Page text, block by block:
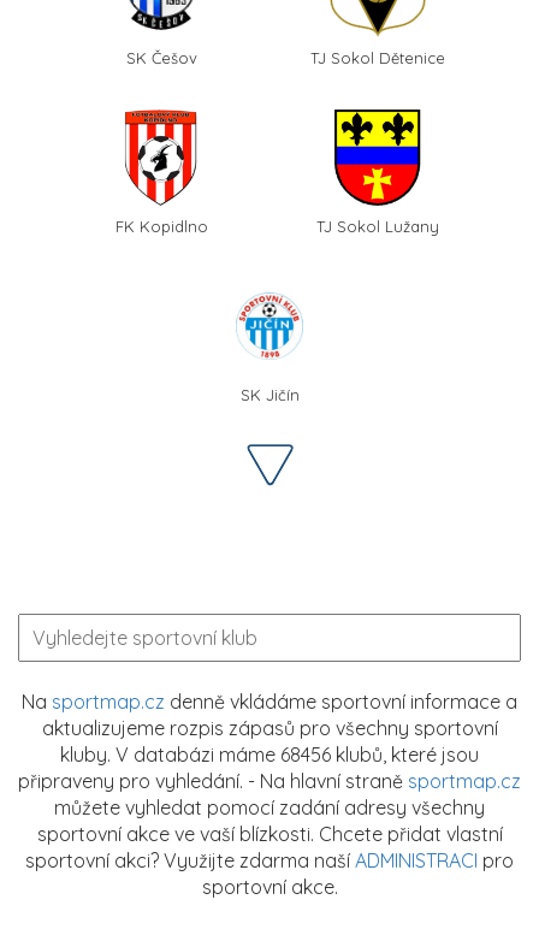
SK Češov TJ Sokol Dětenice
FK Kopidlno TJ Sokol Lužany
SK Jičín
Na sportmap.cz denně vkládáme sportovní informace a
aktualizujeme rozpis zápasů pro všechny sportovní
kluby. V databázi máme 68456 klubů, které jsou
připraveny pro vyhledání. - Na hlavní straně sportmap.cz
můžete vyhledat pomocí zadání adresy všechny
sportovní akce ve vaší blízkosti. Chcete přidat vlastní
sportovní akci? Využijte zdarma naší ADMINISTRACI pro
sportovní akce.